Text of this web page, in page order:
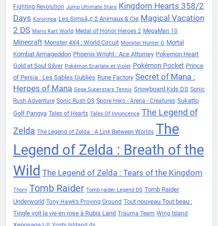
Fighting Revolution Jump Ultimate Stars Kingdom Hearts 358/2
Days Kororinpa Les Simsâ„¢ 2 Animaux & Cie Magical Vacation
2 DS Mario Kart World Medal of Honor Heroes 2 MegaMan 10
Minecraft Monster 4X4 : World Circuit Monster Hunter G Mortal
Kombat Armageddon Phoenix Wright : Ace Attorney Pokemon Heart
Gold et Soul Silver Pokémon Ecarlate et Violet Pokémon Pocket Prince
of Persia : Les Sables Oubliés Rune Factory Secret of Mana :
Heroes of Mana Sega Superstars Tennis Snowboard Kids DS Sonic
Rush Adventure Sonic Rush DS Spore Hero - Arena - Creatures Sukatto
Golf Pangya Tales of Hearts Tales Of Innoncence The Legend of
Zelda The Legend of Zelda : A Link Between Worlds The
Legend of Zelda : Breath of the
Wild The Legend of Zelda : Tears of the Kingdom
Thorn Tomb Raider Tomb raider Legend DS Tomb Raider
Underworld Tony Hawk’s Proving Ground Tout nouveau Tout beau :
Tingle voit la vie en rose à Rubis Land Trauma Team Wing Island